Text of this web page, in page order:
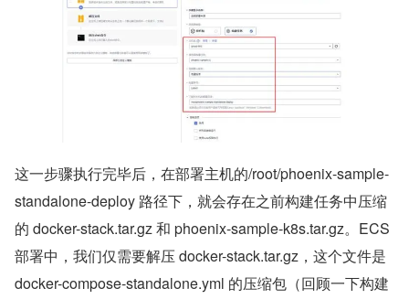
这一步骤执行完毕后，在部署主机的/root/phoenix-sample-
standalone-deploy 路径下，就会存在之前构建任务中压缩
的 docker-stack.tar.gz 和 phoenix-sample-k8s.tar.gz。ECS
部署中，我们仅需要解压 docker-stack.tar.gz，这个文件是
docker-compose-standalone.yml 的压缩包（回顾一下构建